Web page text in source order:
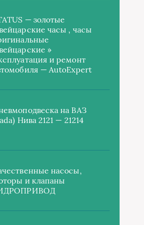
— золотые
часы , часы
»
и ремонт
— AutoExpert
на ВАЗ
Нива 2121 — 21214
насосы,
и клапаны